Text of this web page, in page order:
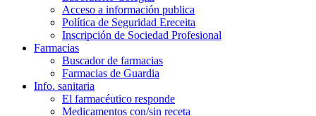
Acceso a información publica
Política de Seguridad Ereceita
Inscripción de Sociedad Profesional
Farmacias
Buscador de farmacias
Farmacias de Guardia
Info. sanitaria
El farmacéutico responde
Medicamentos con/sin receta